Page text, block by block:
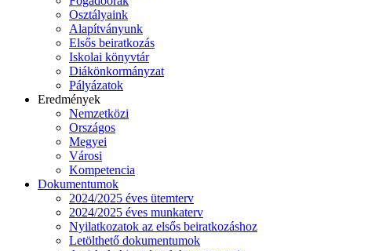
Osztályaink
Alapítványunk
Elsős beiratkozás
Iskolai könyvtár
Diákönkormányzat
Pályázatok
Eredmények
Nemzetközi
Országos
Megyei
Városi
Kompetencia
Dokumentumok
2024/2025 éves ütemterv
2024/2025 éves munkaterv
Nyilatkozatok az elsős beiratkozáshoz
Letölthető dokumentumok